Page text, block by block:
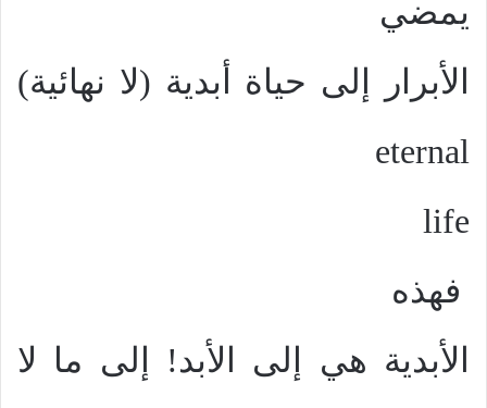
يمضي
الأبرار إلى حياة أبدية (لا نهائية)
eternal
life
فهذه
الأبدية هي إلى الأبد! إلى ما لا